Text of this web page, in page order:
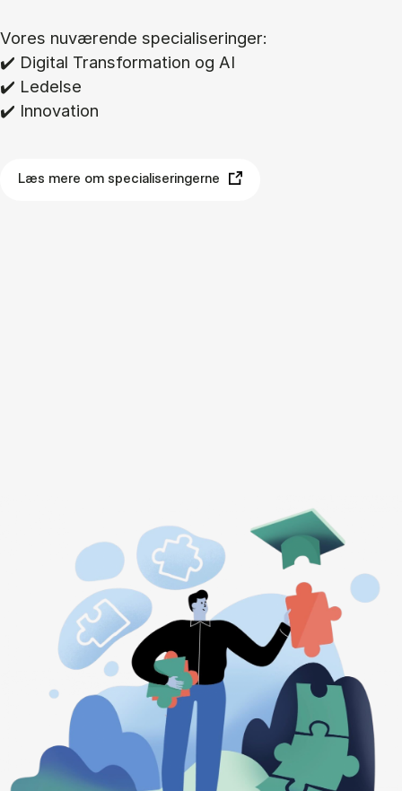
Vo­res nu­væ­ren­de spe­ci­a­li­se­rin­ger:
✔️ Di­gi­tal Trans­for­ma­tion og AI
✔️ Le­del­se
✔️ In­nova­tion
Læs mere om specialiseringerne